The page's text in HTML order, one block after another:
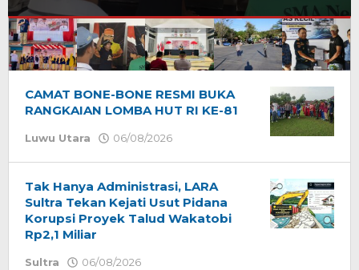
Chanel
Timur
CAMAT BONE-BONE RESMI BUKA
RANGKAIAN LOMBA HUT RI KE-81
Luwu Utara 06/08/2026
Tak Hanya Administrasi, LARA
Sultra Tekan Kejati Usut Pidana
Korupsi Proyek Talud Wakatobi
Rp2,1 Miliar
Sultra 06/08/2026